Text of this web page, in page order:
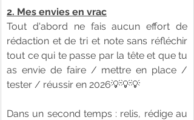
2. Mes envies en vrac
Tout d'abord ne fais aucun effort de
rédaction et de tri et note sans réfléchir
tout ce qui te passe par la tête et que tu
as envie de faire / mettre en place /
tester / réussir en 2026💡💡💡
Dans un second temps : relis, rédige au